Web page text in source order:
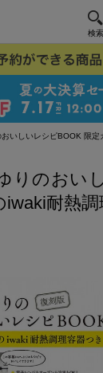
検索
いしいレシピBOOK 限定
りのおい
iwaki耐熱調